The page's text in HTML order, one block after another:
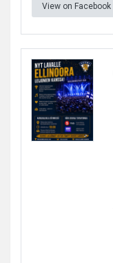
View on Facebook